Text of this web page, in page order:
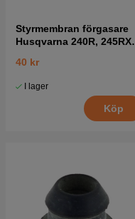
Styrmembran förgasare
Husqvarna 240R, 245RX,
40 kr
I lager
Köp